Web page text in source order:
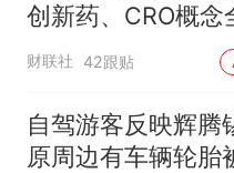
创新药、CRO概念
强
财联社 42跟贴
自驾游客反映辉腾
原周边有车辆轮胎